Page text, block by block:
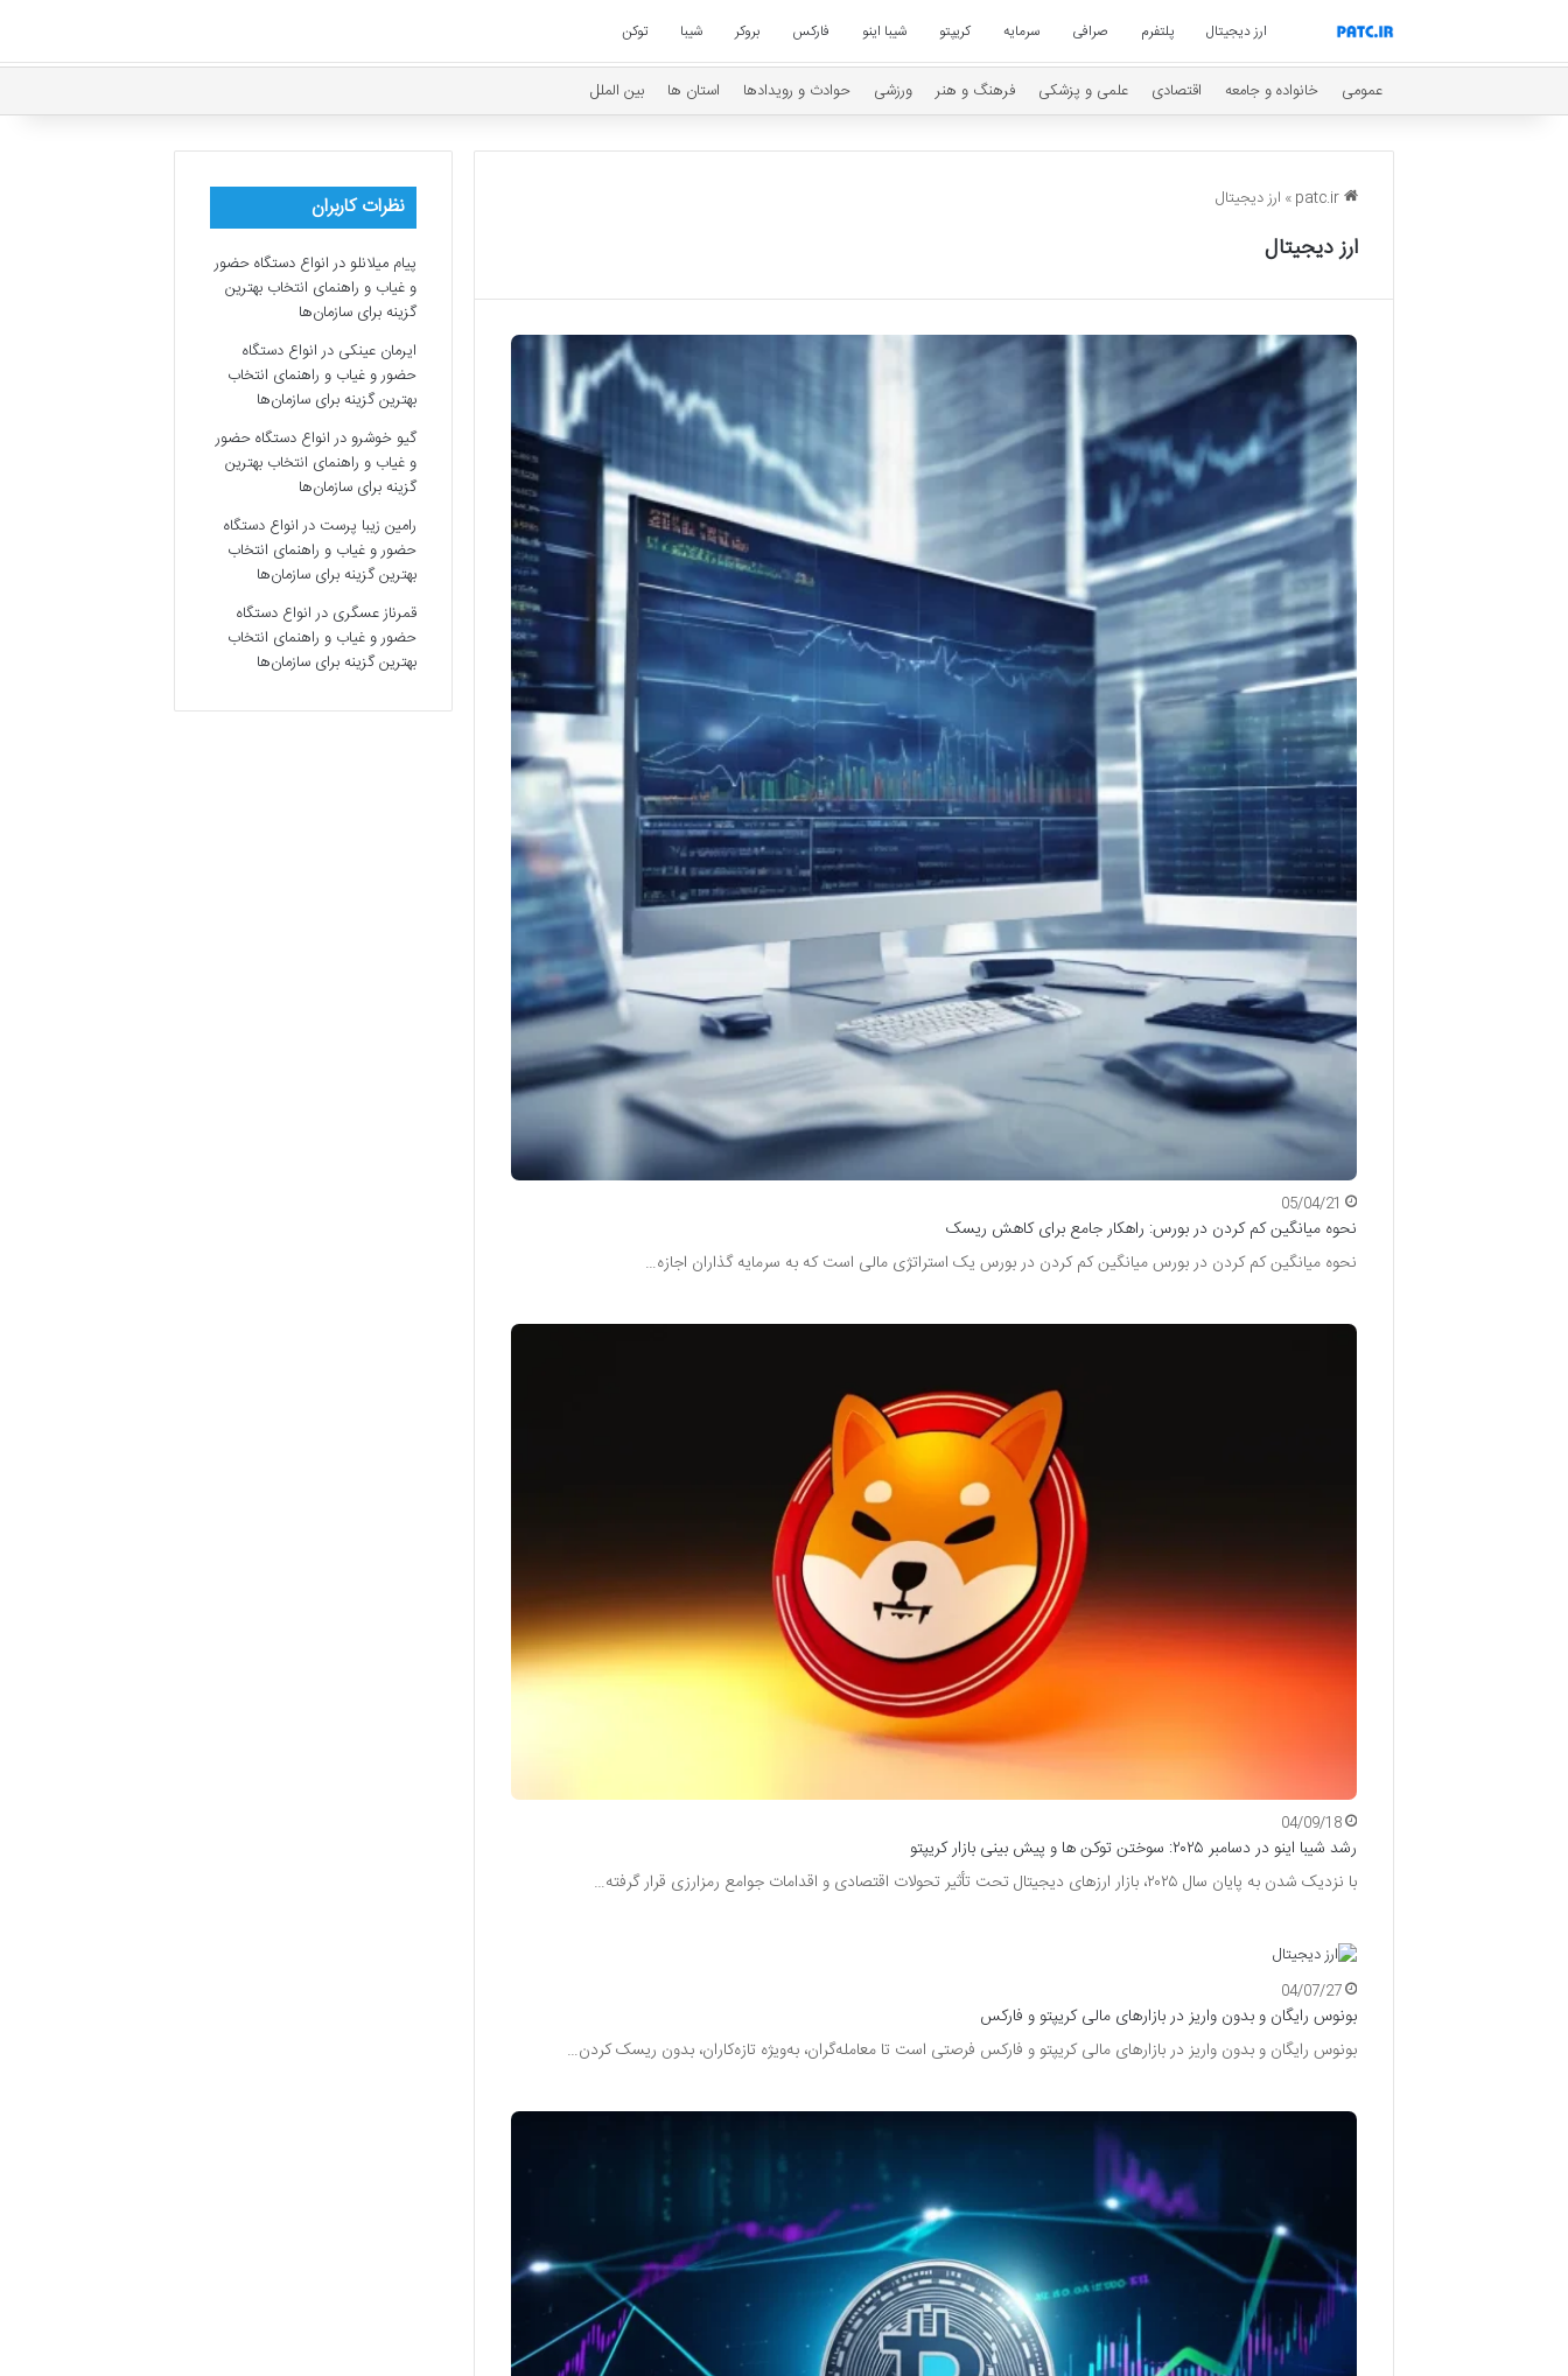
ارز دیجیتال پلتفرم صرافی سرمایه کریپتو شیبا اینو فارکس بروکر شیبا توکن
عمومی خانواده و جامعه اقتصادی علمی و پزشکی فرهنگ و هنر ورزشی حوادث و رویدادها استان ها بین الملل
patc.ir
» ارز دیجیتال
ارز دیجیتال
05/04/21
نحوه میانگین کم کردن در بورس: راهکار جامع برای کاهش ریسک
نحوه میانگین کم کردن در بورس میانگین کم کردن در بورس یک استراتژی مالی است که به سرمایه گذاران اجازه…
04/09/18
رشد شیبا اینو در دسامبر ۲۰۲۵: سوختن توکن‌ ها و پیش‌ بینی بازار کریپتو
با نزدیک شدن به پایان سال ۲۰۲۵، بازار ارزهای دیجیتال تحت تأثیر تحولات اقتصادی و اقدامات جوامع رمزارزی قرار گرفته…
04/07/27
بونوس رایگان و بدون واریز در بازارهای مالی کریپتو و فارکس
بونوس رایگان و بدون واریز در بازارهای مالی کریپتو و فارکس فرصتی است تا معامله‌گران، به‌ویژه تازه‌کاران، بدون ریسک کردن…
نظرات کاربران
پیام میلانلو درانواع دستگاه حضور
و غیاب و راهنمای انتخاب بهترین
گزینه برای سازمان‌ها
ایرمان عینکی درانواع دستگاه
حضور و غیاب و راهنمای انتخاب
بهترین گزینه برای سازمان‌ها
گیو خوشرو درانواع دستگاه حضور
و غیاب و راهنمای انتخاب بهترین
گزینه برای سازمان‌ها
رامین زیبا پرست درانواع دستگاه
حضور و غیاب و راهنمای انتخاب
بهترین گزینه برای سازمان‌ها
قمرناز عسگری درانواع دستگاه
حضور و غیاب و راهنمای انتخاب
بهترین گزینه برای سازمان‌ها